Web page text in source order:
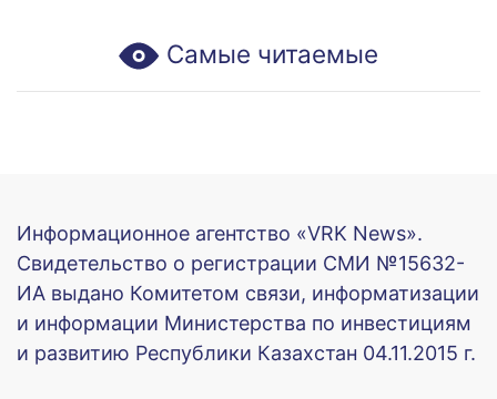
Самые читаемые
Информационное агентство «VRK News».
Свидетельство о регистрации СМИ №15632-
ИА выдано Комитетом связи, информатизации
и информации Министерства по инвестициям
и развитию Республики Казахстан 04.11.2015 г.